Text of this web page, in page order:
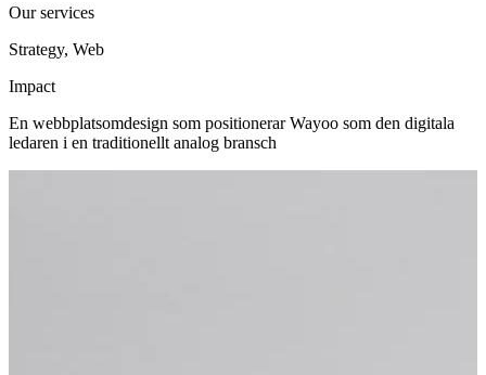
Our services
Strategy, Web
Impact
En webbplatsomdesign som positionerar Wayoo som den digitala
ledaren i en traditionellt analog bransch